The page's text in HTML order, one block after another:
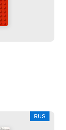
RUS